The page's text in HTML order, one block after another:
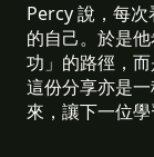
Percy 說，每
的自己。於是
功」的路徑，而
這份分享亦是
來，讓下一位